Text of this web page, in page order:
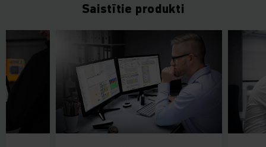
Saistītie produkti